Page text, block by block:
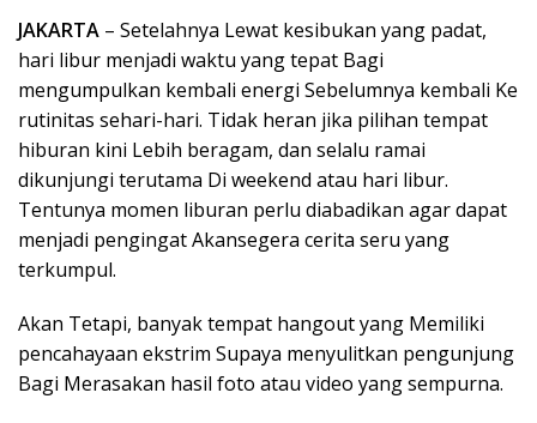
JAKARTA – Setelahnya Lewat kesibukan yang padat,
hari libur menjadi waktu yang tepat Bagi
mengumpulkan kembali energi Sebelumnya kembali Ke
rutinitas sehari-hari. Tidak heran jika pilihan tempat
hiburan kini Lebih beragam, dan selalu ramai
dikunjungi terutama Di weekend atau hari libur.
Tentunya momen liburan perlu diabadikan agar dapat
menjadi pengingat Akansegera cerita seru yang
terkumpul.
Akan Tetapi, banyak tempat hangout yang Memiliki
pencahayaan ekstrim Supaya menyulitkan pengunjung
Bagi Merasakan hasil foto atau video yang sempurna.